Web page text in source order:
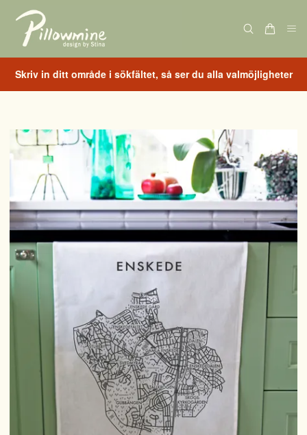
Skriv in ditt område i sökfältet, så ser du alla valmöjligheter